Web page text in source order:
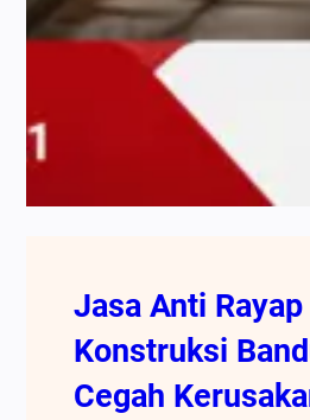
Jasa Anti
Konstruksi
Cegah